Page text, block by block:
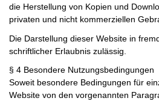
die Herstellung von Kopien und
privaten und nicht kommerziellen
Die Darstellung dieser Website in
schriftlicher Erlaubnis zulässig.
§ 4 Besondere Nutzungsbedingungen
Soweit besondere Bedingungen für
Website von den vorgenannten